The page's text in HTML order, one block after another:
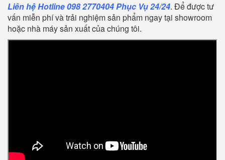
Liên hệ Hotline 098 2770404 Phục Vụ 24/24. Để được tư
vấn miễn phí và trải nghiệm sản phẩm ngay tại showroom
hoặc nhà máy sản xuất của chúng tôi.